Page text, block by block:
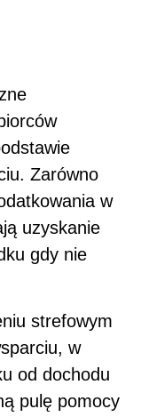
Zarówno
w
uzyskanie
gdy nie
strefowym
w
od dochodu
pulę pomocy